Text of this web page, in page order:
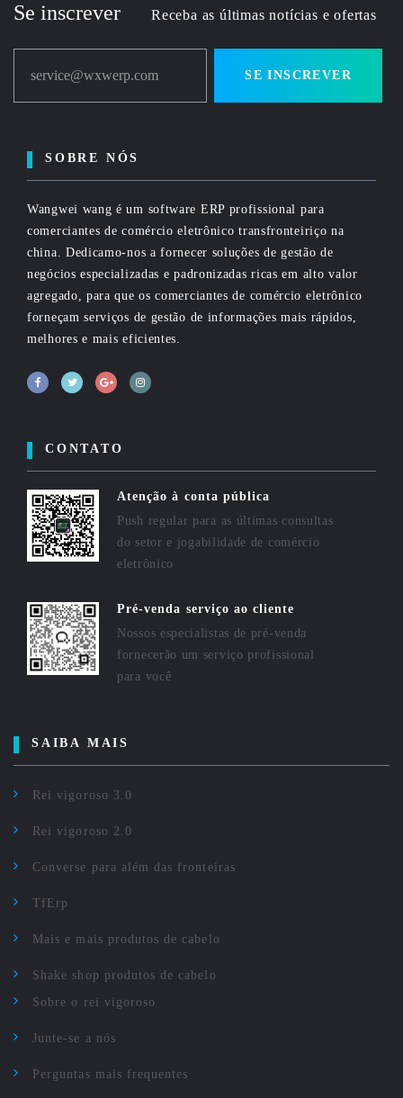
Se inscrever Receba as últimas notícias e ofertas
service@wxwerp.com SE INSCREVER
SOBRE NÓS
Wangwei wang é um software ERP profissional para
comerciantes de comércio eletrônico transfronteiriço na
china. Dedicamo-nos a fornecer soluções de gestão de
negócios especializadas e padronizadas ricas em alto valor
agregado, para que os comerciantes de comércio eletrônico
forneçam serviços de gestão de informações mais rápidos,
melhores e mais eficientes.
CONTATO
Atenção à conta pública
Push regular para as últimas consultas
do setor e jogabilidade de comércio
eletrônico
Pré-venda serviço ao cliente
Nossos especialistas de pré-venda
fornecerão um serviço profissional
para você
SAIBA MAIS
Rei vigoroso 3.0
Rei vigoroso 2.0
Converse para além das fronteiras
TfErp
Mais e mais produtos de cabelo
Shake shop produtos de cabelo
Sobre o rei vigoroso
Junte-se a nós
Perguntas mais frequentes